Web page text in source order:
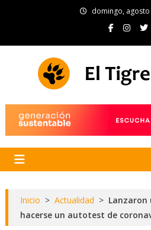
domingo, agosto
Inicio > Actualidad > Lanzaron
hacerse un autotest de